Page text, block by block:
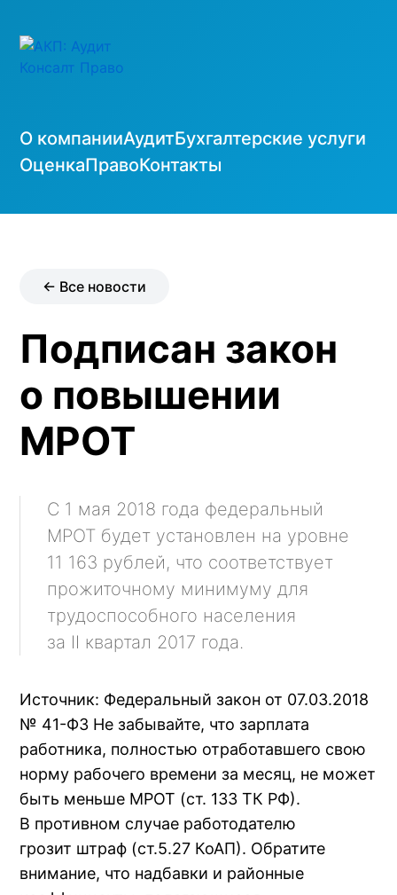
О компанииАудитБухгалтерские услуги
ОценкаПравоКонтакты
← Все новости
Подписан закон
о повышении
МРОТ
С 1 мая 2018 года федеральный
МРОТ будет установлен на уровне
11 163 рублей, что соответствует
прожиточному минимуму для
трудоспособного населения
за II квартал 2017 года.
Источник: Федеральный закон от 07.03.2018
№ 41-ФЗ Не забывайте, что зарплата
работника, полностью отработавшего свою
норму рабочего времени за месяц, не может
быть меньше МРОТ (ст. 133 ТК РФ).
В противном случае работодателю
грозит штраф (ст.5.27 КоАП). Обратите
внимание, что надбавки и районные